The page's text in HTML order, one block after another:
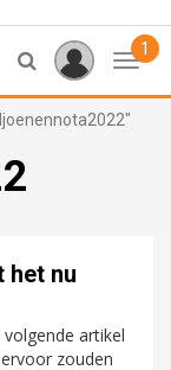
1
het nu
artikel
zouden